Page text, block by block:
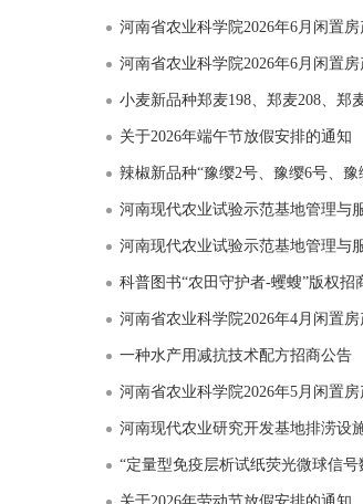
河南省农业科学院2026年6月闲置
河南省农业科学院2026年6月闲置
小麦新品种郑麦198、郑麦208、郑
关于2026年端午节放假安排的通知
辣椒新品种“豫缨2号、豫缨6号、豫
河南现代农业试验示范基地管理与
河南现代农业试验示范基地管理与
科普图书“农田守护者-蠼螋”版权招
河南省农业科学院2026年4月闲置
一种水产用减抗技术配方招商公告
河南省农业科学院2026年5月闲置
河南现代农业研究开发基地排涝设
“定量型免疫层析试纸荧光微球信